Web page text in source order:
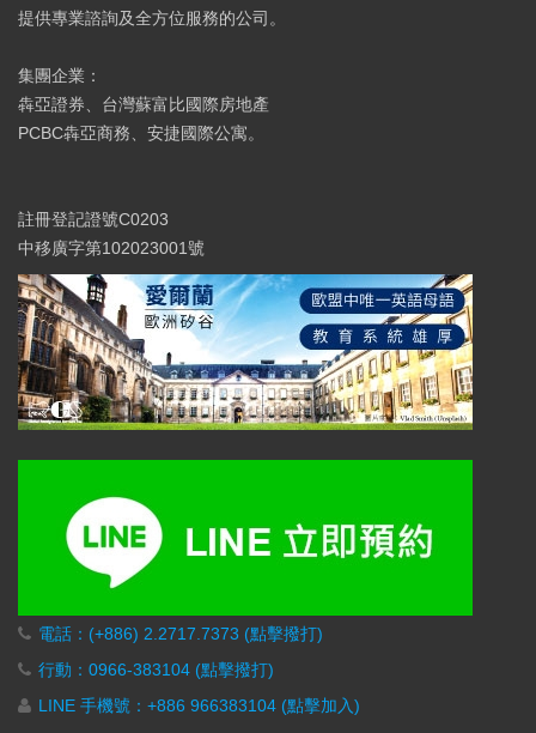
提供專業諮詢及全方位服務的公司。
集團企業：
犇亞證券、台灣蘇富比國際房地產
PCBC犇亞商務、安捷國際公寓。
註冊登記證號C0203
中移廣字第102023001號
電話：(+886) 2.2717.7373 (點擊撥打)
行動：0966-383104 (點擊撥打)
LINE 手機號：+886 966383104 (點擊加入)